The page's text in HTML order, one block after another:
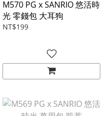
M570 PG x SANRIO 悠活時
光 零錢包 大耳狗
NT$199